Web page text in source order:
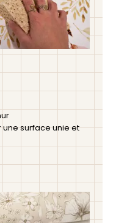
surface unie et